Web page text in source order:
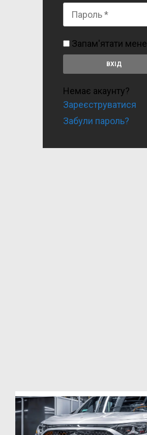
Запам'ятати мене
Немає акаунту?
Зареєструватися
Забули пароль?